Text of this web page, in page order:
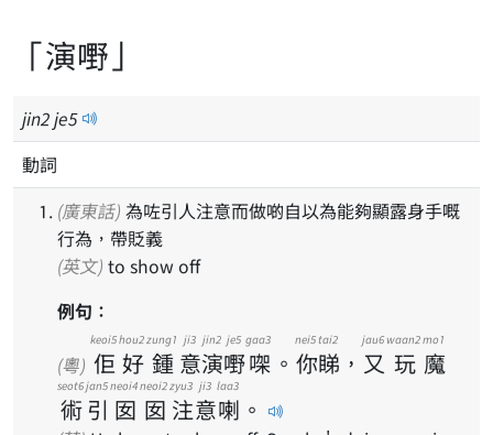
「演嘢」
jin2je5
動詞
(廣東話)
行為，帶貶義
(英文) to show off
例句：
(粵) 佢
keoi5
好
hou2
鍾
zung1
意
ji3
演
jin2
嘢
je5
㗎
gaa3
。 你
nei5
睇
tai2
， 又
jau6
玩
waan2
魔
mo1
術
seot6
引
jan5
囡
neoi4
囡
neoi2
注
zyu3
意
ji3
喇
laa3
。